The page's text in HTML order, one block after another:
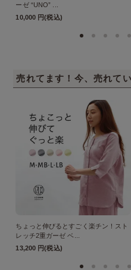
ーゼ “UNO” ...
10,000 円(税込)
売れてます！今、売れて
ちょっと伸びるとすごく楽チン！スト
レッチ2重ガーゼ ベ...
13,200 円(税込)